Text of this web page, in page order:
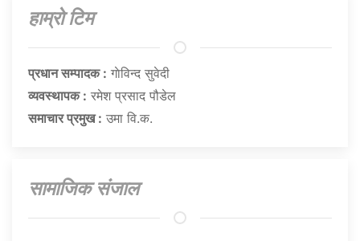
हाम्राे टिम
प्रधान सम्पादक : गाेविन्द सुवेदी
व्यवस्थापक : रमेश प्रसाद पौडेल
समाचार प्रमुख : उमा वि.क.
सामाजिक संजाल